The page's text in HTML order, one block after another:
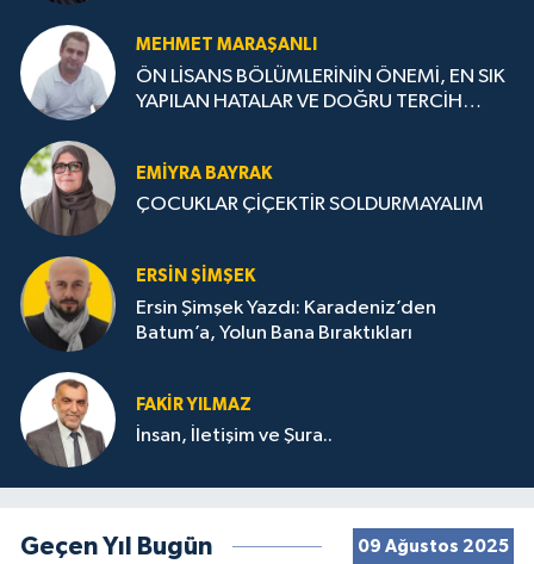
MEHMET MARAŞANLI
ÖN LİSANS BÖLÜMLERİNİN ÖNEMİ, EN SIK
YAPILAN HATALAR VE DOĞRU TERCİH
EMIYRA BAYRAK
ÇOCUKLAR ÇİÇEKTİR SOLDURMAYALIM
ERSIN ŞIMŞEK
Ersin Şimşek Yazdı: Karadeniz’den
Batum’a, Yolun Bana Bıraktıkları
FAKIR YILMAZ
İnsan, İletişim ve Şura..
Geçen Yıl Bugün 09 Ağustos 2025